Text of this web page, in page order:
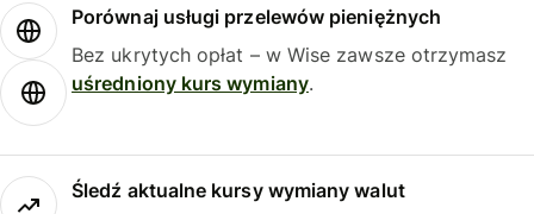
Porównaj usługi przelewów pieniężnych
Bez ukrytych opłat – w Wise zawsze otrzymasz
uśredniony kurs wymiany.
Śledź aktualne kursy wymiany walut